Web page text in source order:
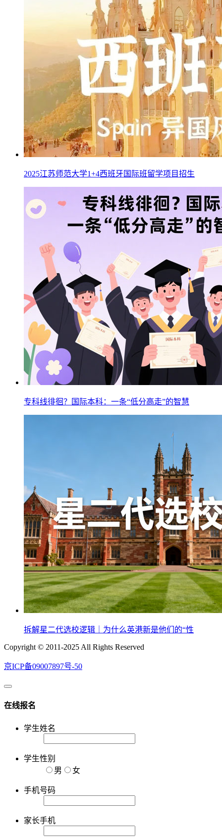
2025江苏师范大学1+4西班牙国际班留学项目招生
专科线徘徊？国际本科：一条“低分高走”的智慧
拆解星二代选校逻辑｜为什么英港新是他们的“性
Copyright © 2011-2025 All Rights Reserved
京ICP备09007897号-50
在线报名
学生姓名
学生性别
男
女
手机号码
家长手机